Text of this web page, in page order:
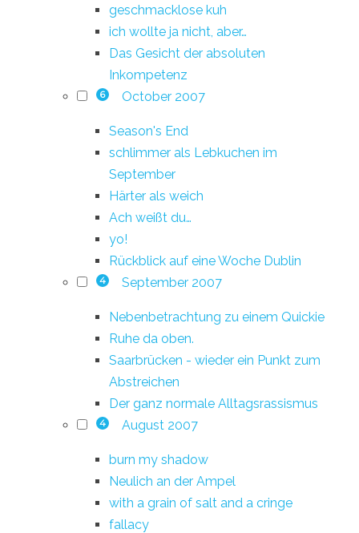
geschmacklose kuh
ich wollte ja nicht, aber…
Das Gesicht der absoluten
Inkompetenz
6 October 2007
Season's End
schlimmer als Lebkuchen im
September
Härter als weich
Ach weißt du…
yo!
Rückblick auf eine Woche Dublin
4 September 2007
Nebenbetrachtung zu einem Quickie
Ruhe da oben.
Saarbrücken - wieder ein Punkt zum
Abstreichen
Der ganz normale Alltagsrassismus
4 August 2007
burn my shadow
Neulich an der Ampel
with a grain of salt and a cringe
fallacy